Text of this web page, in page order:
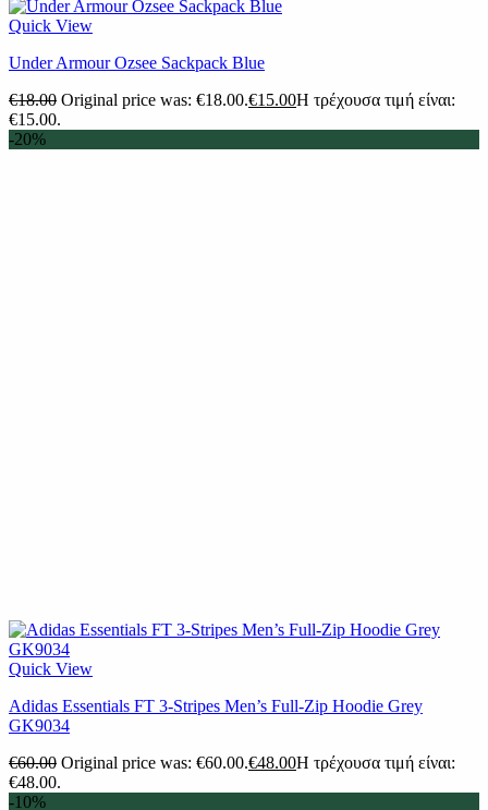
Quick View
Under Armour Ozsee Sackpack Blue
€18.00 Original price was: €18.00.€15.00Η τρέχουσα τιμή είναι:
€15.00.
-20%
Quick View
Adidas Essentials FT 3-Stripes Men’s Full-Zip Hoodie Grey
GK9034
€60.00 Original price was: €60.00.€48.00Η τρέχουσα τιμή είναι:
€48.00.
-10%